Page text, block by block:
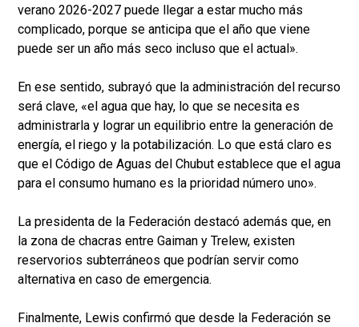
verano 2026-2027 puede llegar a estar mucho más
complicado, porque se anticipa que el año que viene
puede ser un año más seco incluso que el actual».
En ese sentido, subrayó que la administración del recurso
será clave, «el agua que hay, lo que se necesita es
administrarla y lograr un equilibrio entre la generación de
energía, el riego y la potabilización. Lo que está claro es
que el Código de Aguas del Chubut establece que el agua
para el consumo humano es la prioridad número uno».
La presidenta de la Federación destacó además que, en
la zona de chacras entre Gaiman y Trelew, existen
reservorios subterráneos que podrían servir como
alternativa en caso de emergencia.
Finalmente, Lewis confirmó que desde la Federación se